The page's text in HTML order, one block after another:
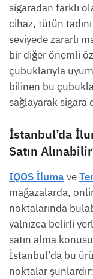
sigaradan farklı
cihaz, tütün
seviyede zararlı
bir diğer önemli
çubuklarıyla
bilinen bu
sağlayarak sigara
İstanbul’da
Satın
IQOS İluma ve
mağazalarda,
noktalarında
yalnızca belirli
satın alma
İstanbul’da bu
noktalar şunlardır: